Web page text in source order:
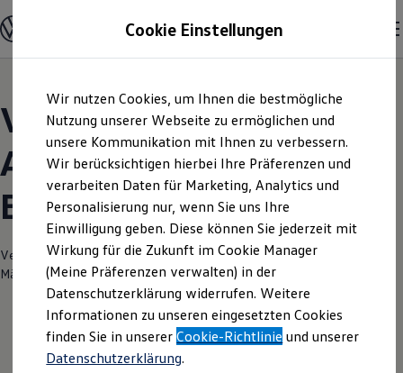
Hauptinhalt
springen
Footer
springen
Modelle und Konfigurator
Konfigurator
Modelle vergleichen
Elektroautos
ENERGY Sondermodelle
Nutzfahrzeuge
SUV und CUV
Familienautos
Kombis
Kompaktwagen
Sportwagen
Schnell verfügbare Fahrzeuge
Angebote und Produkte
Aktuelle Angebote
E-Auto-Förderung
Volkswagen Marktplatz
Die ENERGY Sondermodelle
Junge Gebrauchtwagen und Gebrauchtwagen
Volkswagen Zertifizierte Gebrauchtwagen
Elektromobilität bei Gebrauchtwagen
Volkswagen Modelle |
Autohaus Dittmar Mäke
Brand-Erbisdorf
Verantwortlich für die Inhalte auf dieser Seite ist die Automobile Dittmar
Mäke GmbH & Co. KG(Impressum & Rechtliches)
Cookie Einstellungen
Wir nutzen Cookies, um Ihnen die bestmögliche
Nutzung unserer Webseite zu ermöglichen und
unsere Kommunikation mit Ihnen zu verbessern.
Wir berücksichtigen hierbei Ihre Präferenzen und
verarbeiten Daten für Marketing, Analytics und
Personalisierung nur, wenn Sie uns Ihre
Einwilligung geben. Diese können Sie jederzeit mit
Wirkung für die Zukunft im Cookie Manager
(Meine Präferenzen verwalten) in der
Datenschutzerklärung widerrufen. Weitere
Informationen zu unseren eingesetzten Cookies
finden Sie in unsererCookie-Richtlinie und unserer
Datenschutzerklärung.